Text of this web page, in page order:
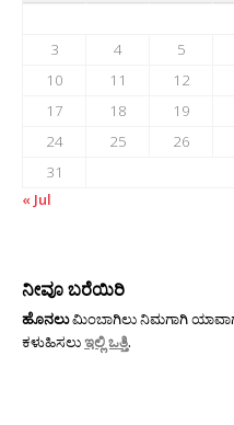
3
4 5
10
11 12
17
18 19
24
25 26
31
« Jul
ನೀವೂ ಬರೆಯಿರಿ
ಹೊನಲುಮಿಂಬಾಗಿಲು ನಿಮಗಾಗಿ
ಕಳುಹಿಸಲುಇಲ್ಲಿ ಒತ್ತಿ.